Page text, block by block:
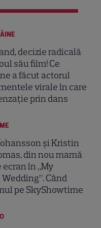
decizie radicală
său film! Ce
a făcut actorul
virale în care
prin dans
și Kristin
din nou mamă
ecran în „My
Când
pe SkyShowtime